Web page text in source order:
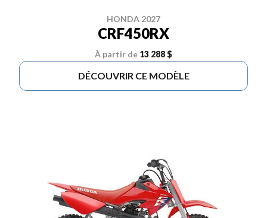
HONDA 2027
CRF450RX
À partir de 13 288 $
DÉCOUVRIR CE MODÈLE